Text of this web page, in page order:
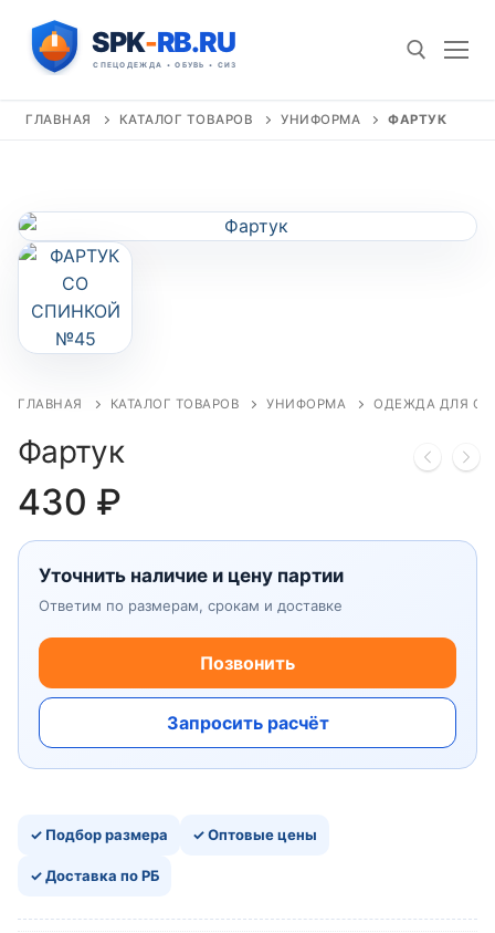
содержимому
ГЛАВНАЯ КАТАЛОГ ТОВАРОВ УНИФОРМА ФАРТУК
ГЛАВНАЯ КАТАЛОГ ТОВАРОВ УНИФОРМА ОДЕЖДА ДЛЯ
Фартук
430 ₽
Уточнить наличие и цену партии
Ответим по размерам, срокам и доставке
Позвонить
Запросить расчёт
✓ Подбор размера ✓ Оптовые цены
✓ Доставка по РБ